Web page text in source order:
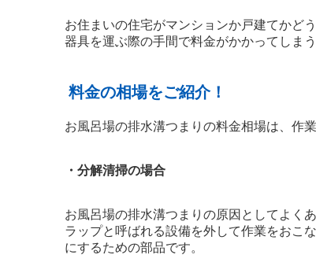
お住まいの住宅がマンションか戸建てかど
器具を運ぶ際の手間で料金がかかってしま
料金の相場をご紹介！
お風呂場の排水溝つまりの料金相場は、作
・分解清掃の場合
お風呂場の排水溝つまりの原因としてよく
ラップと呼ばれる設備を外して作業をおこ
にするための部品です。